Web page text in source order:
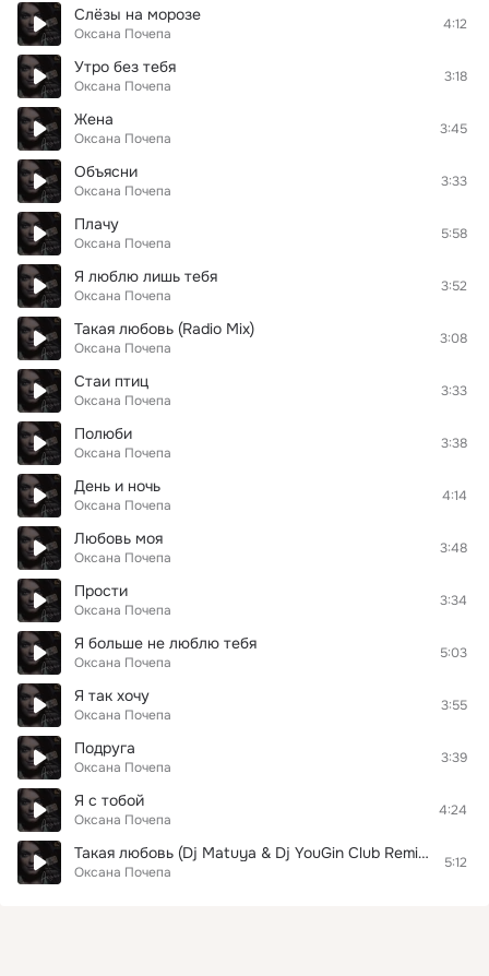
Слёзы на морозе
Оксана Почепа
4:12
Утро без тебя
Оксана Почепа
3:18
Жена
Оксана Почепа
3:45
Объясни
Оксана Почепа
3:33
Плачу
Оксана Почепа
5:58
Я люблю лишь тебя
Оксана Почепа
3:52
Такая любовь (Radio Mix)
Оксана Почепа
3:08
Стаи птиц
Оксана Почепа
3:33
Полюби
Оксана Почепа
3:38
День и ночь
Оксана Почепа
4:14
Любовь моя
Оксана Почепа
3:48
Прости
Оксана Почепа
3:34
Я больше не люблю тебя
Оксана Почепа
5:03
Я так хочу
Оксана Почепа
3:55
Подруга
Оксана Почепа
3:39
Я с тобой
Оксана Почепа
4:24
Такая любовь (Dj Matuya & Dj YouGin Club Remix 2009)
Оксана Почепа
5:12